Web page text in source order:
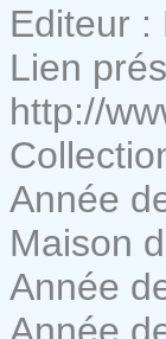
Editeur :
Lien
http://
Année
Maison
Année